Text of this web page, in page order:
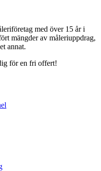
med över 15 år i
mängder av måleriuppdrag,
annat.
för en fri offert!